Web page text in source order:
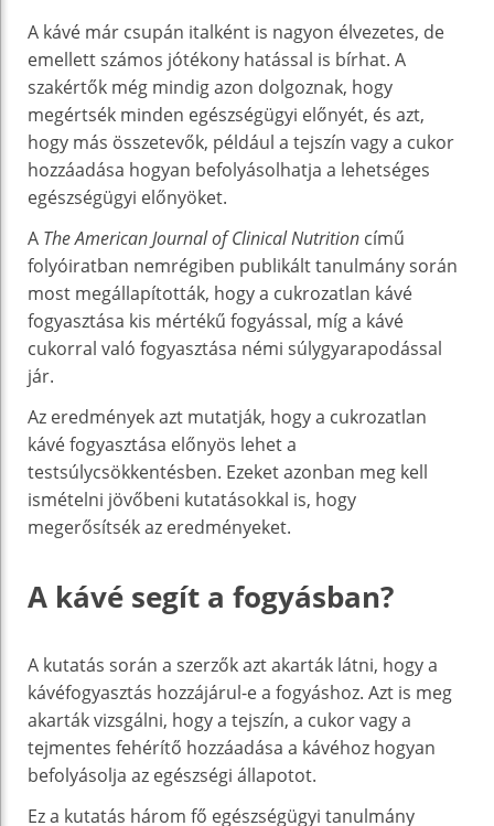
A kávé már csupán italként is nagyon élvezetes, de
emellett számos jótékony hatással is bírhat. A
szakértők még mindig azon dolgoznak, hogy
megértsék minden egészségügyi előnyét, és azt,
hogy más összetevők, például a tejszín vagy a cukor
hozzáadása hogyan befolyásolhatja a lehetséges
egészségügyi előnyöket.
A The American Journal of Clinical Nutrition című
folyóiratban nemrégiben publikált tanulmány során
most megállapították, hogy a cukrozatlan kávé
fogyasztása kis mértékű fogyással, míg a kávé
cukorral való fogyasztása némi súlygyarapodással
jár.
Az eredmények azt mutatják, hogy a cukrozatlan
kávé fogyasztása előnyös lehet a
testsúlycsökkentésben. Ezeket azonban meg kell
ismételni jövőbeni kutatásokkal is, hogy
megerősítsék az eredményeket.
A kávé segít a fogyásban?
A kutatás során a szerzők azt akarták látni, hogy a
kávéfogyasztás hozzájárul-e a fogyáshoz. Azt is meg
akarták vizsgálni, hogy a tejszín, a cukor vagy a
tejmentes fehérítő hozzáadása a kávéhoz hogyan
befolyásolja az egészségi állapotot.
Ez a kutatás három fő egészségügyi tanulmány